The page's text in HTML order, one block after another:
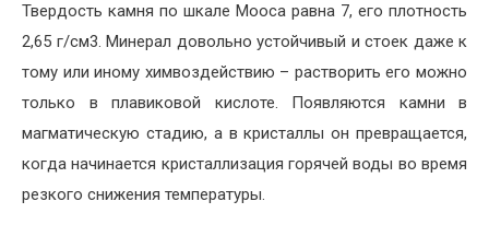
Твердость камня по шкале Мооса равна 7, его плотность
2,65 г/см3. Минерал довольно устойчивый и стоек даже к
тому или иному химвоздействию – растворить его можно
только в плавиковой кислоте. Появляются камни в
магматическую стадию, а в кристаллы он превращается,
когда начинается кристаллизация горячей воды во время
резкого снижения температуры.